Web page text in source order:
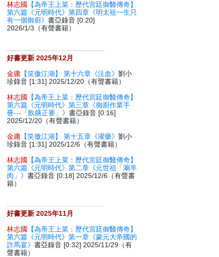
林志國
【為帝王上菜：歷代宮廷御醫傳奇】
第六篇《元明時代》第四章《明太祖一生只
有一個御廚》書亞錄音 [0:20]
2026/1/3（有聲書籍）
好書更新 2025年12月
金庸 【笑傲江湖】 第十六章《注血》劉小
珍錄音 [1:31] 2025/12/20（有聲書籍）
林志國
【為帝王上菜：歷代宮廷御醫傳奇】
第六篇《元明時代》第三章《御廚作業手
冊---「飲膳正要」》書亞錄音 [0:16]
2025/12/20（有聲書籍）
金庸 【笑傲江湖】 第十五章《灌藥》劉小
珍錄音 [1:31] 2025/12/6（有聲書籍）
林志國
【為帝王上菜：歷代宮廷御醫傳奇】
第六篇《元明時代》第二章《元世祖「涮羊
肉」》書亞錄音 [0:18] 2025/12/6（有聲書
籍）
好書更新 2025年11月
林志國
【為帝王上菜：歷代宮廷御醫傳奇】
第六篇《元明時代》第一章《蒙元大帝國的
詐馬宴》書亞錄音 [0:32] 2025/11/29（有
聲書籍）